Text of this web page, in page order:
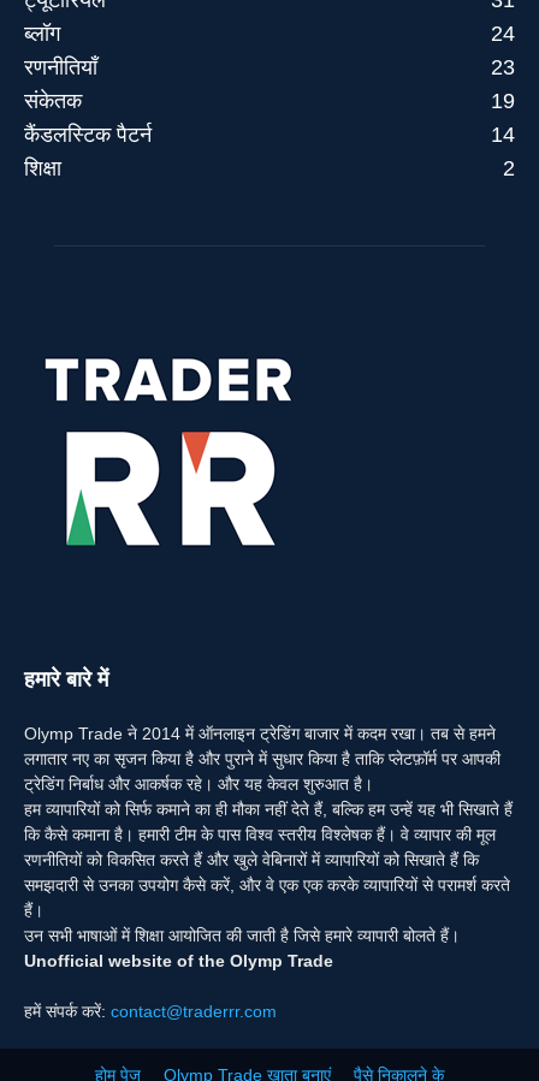
ब्लॉग
24
रणनीतियाँ
23
संकेतक
19
कैंडलस्टिक पैटर्न
14
शिक्षा
2
हमारे बारे में
Olymp Trade ने 2014 में ऑनलाइन ट्रेडिंग बाजार में कदम रखा। तब से हमने
लगातार नए का सृजन किया है और पुराने में सुधार किया है ताकि प्लेटफ़ॉर्म पर आपकी
ट्रेडिंग निर्बाध और आकर्षक रहे। और यह केवल शुरुआत है।
हम व्यापारियों को सिर्फ कमाने का ही मौका नहीं देते हैं, बल्कि हम उन्हें यह भी सिखाते हैं
कि कैसे कमाना है। हमारी टीम के पास विश्व स्तरीय विश्लेषक हैं। वे व्यापार की मूल
रणनीतियों को विकसित करते हैं और खुले वेबिनारों में व्यापारियों को सिखाते हैं कि
समझदारी से उनका उपयोग कैसे करें, और वे एक एक करके व्यापारियों से परामर्श करते
हैं।
उन सभी भाषाओं में शिक्षा आयोजित की जाती है जिसे हमारे व्यापारी बोलते हैं।
Unofficial website of the Olymp Trade
हमें संपर्क करें: contact@traderrr.com
होम पेज Olymp Trade खाता बनाएं पैसे निकालने के